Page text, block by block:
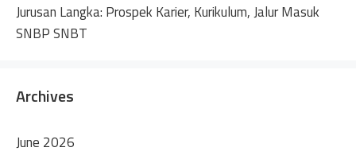
Jurusan Langka: Prospek Karier, Kurikulum, Jalur Masuk
SNBP SNBT
Archives
June 2026